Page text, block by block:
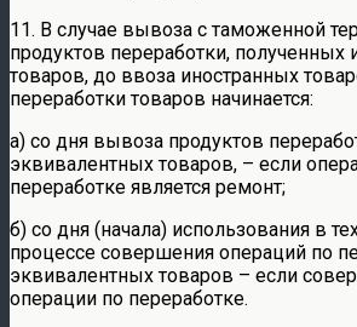
11. В случае вывоза с таможенной
продуктов переработки, полученных
товаров, до ввоза иностранных
переработки товаров начинается:
а) со дня вывоза продуктов
эквивалентных товаров, – если
переработке является ремонт;
б) со дня (начала) использования в
процессе совершения операций по
эквивалентных товаров – если
операции по переработке.